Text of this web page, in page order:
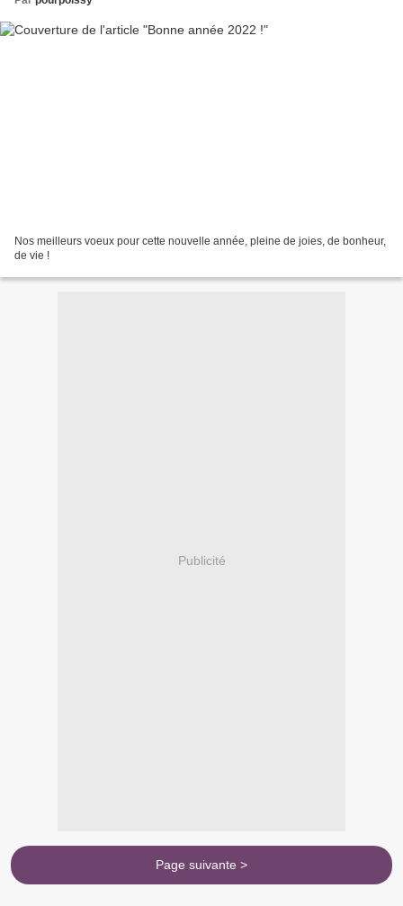
Nos meilleurs voeux pour cette nouvelle année, pleine de joies, de bonheur,
de vie !
Publicité
Page suivante >